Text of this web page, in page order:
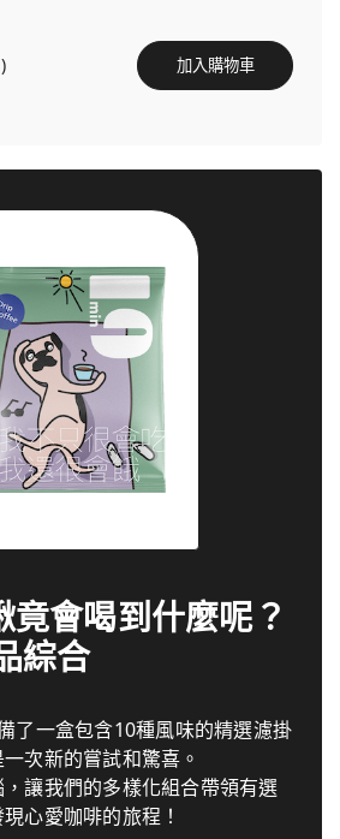
加入購物車
竟會喝到什麼呢？
綜合
了一盒包含10種風味的精選濾掛
次新的嘗試和驚喜。
讓我們的多樣化組合帶領有選
心愛咖啡的旅程！